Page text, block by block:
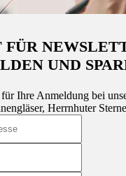
FÜR
UND
Ihre Anmeldung bei
Herrnhuter